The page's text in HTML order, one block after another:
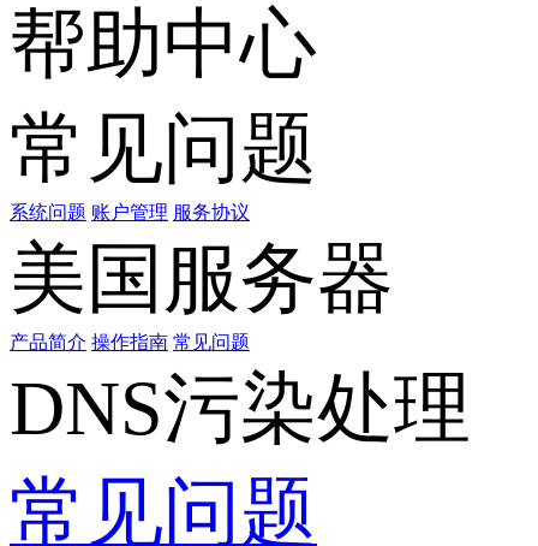
帮助中心
常见问题
系统问题 账户管理 服务协议
美国服务器
产品简介 操作指南 常见问题
DNS污染处理
常见问题